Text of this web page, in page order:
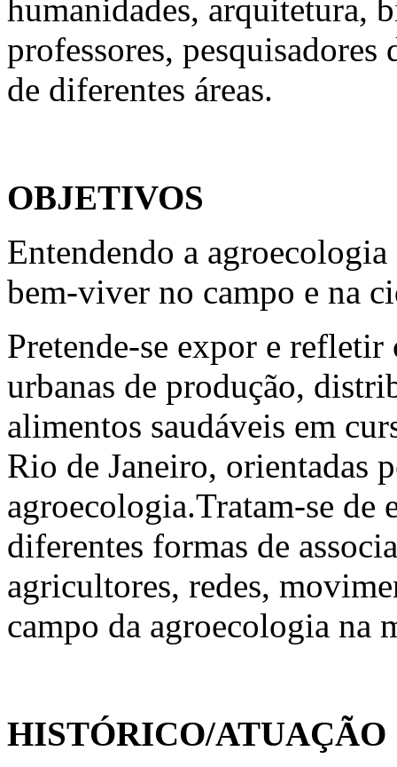
humanidades, arquitetura,
professores, pesquisadores
de diferentes áreas.
OBJETIVOS
Entendendo a
bem-viver no campo e na
Pretende-se expor e
urbanas de produção,
alimentos saudáveis em
Rio de Janeiro, orientadas
agroecologia.Tratam-se de
diferentes formas de
agricultores, redes,
campo da agroecologia na
HISTÓRICO/ATUAÇÃO